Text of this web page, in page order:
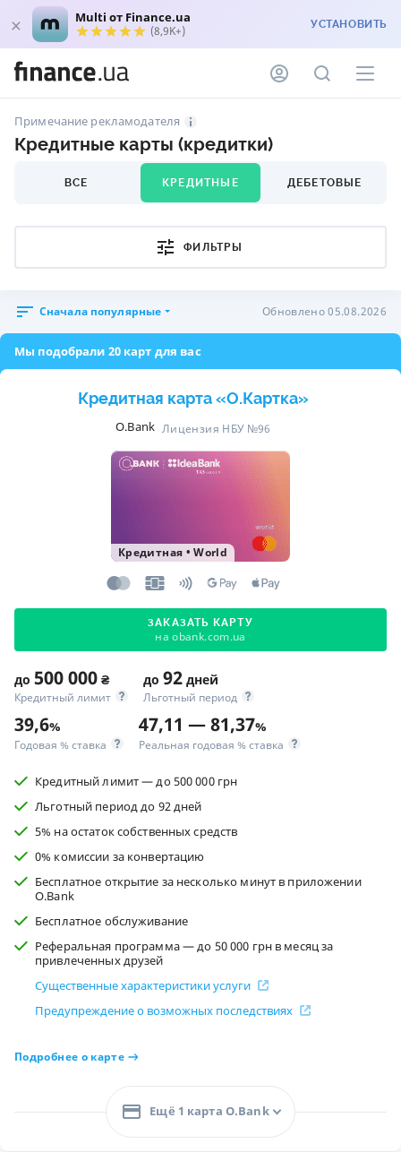
Multi от Finance.ua
(8,9K+) УСТАНОВИТЬ
Примечание рекламодателя
Кредитные карты (кредитки)
ВСЕ КРЕДИТНЫЕ ДЕБЕТОВЫЕ
ФИЛЬТРЫ
Сначала популярные Обновлено 05.08.2026
Мы подобрали 20 карт для вас
Кредитная карта «O.Картка»
O.Bank Лицензия НБУ №96
Кредитная •World
ЗАКАЗАТЬ КАРТУ
на obank.com.ua
до 500 000 ₴
Кредитный лимит
до 92 дней
Льготный период
39,6%
Годовая % ставка
47,11 — 81,37%
Реальная годовая % ставка
Кредитный лимит — до 500 000 грн
Льготный период до 92 дней
5% на остаток собственных средств
0% комиссии за конвертацию
Бесплатное открытие за несколько минут в приложении
O.Bank
Бесплатное обслуживание
Реферальная программа — до 50 000 грн в месяц за
привлеченных друзей
Существенные характеристики услуги
Предупреждение о возможных последствиях
Подробнее о карте
Ещё 1 карта O.Bank